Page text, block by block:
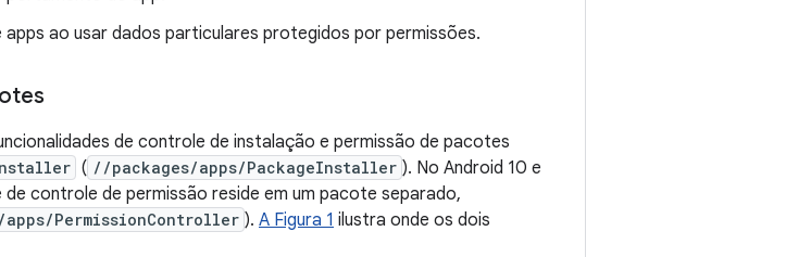
ao usar dados particulares protegidos por permissões.
de controle de instalação e permissão de pacotes
( //packages/apps/PackageInstaller ). No Android 10 e
controle de permissão reside em um pacote separado,
PermissionController ). A Figura 1 ilustra onde os dois